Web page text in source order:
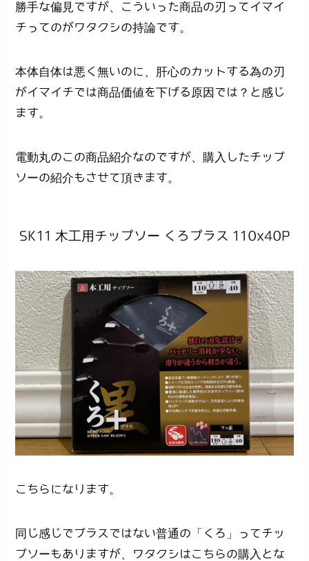
勝手な偏見ですが、こういった商品の刃ってイマイ
チってのがワタクシの持論です。
本体自体は悪く無いのに、肝心のカットする為の刃
がイマイチでは商品価値を下げる原因では？と感じ
ます。
電動丸のこの商品紹介なのですが、購入したチップ
ソーの紹介もさせて頂きます。
SK11 木工用チップソー くろプラス 110x40P
こちらになります。
同じ感じでプラスではない普通の「くろ」ってチッ
プソーもありますが、ワタクシはこちらの購入とな